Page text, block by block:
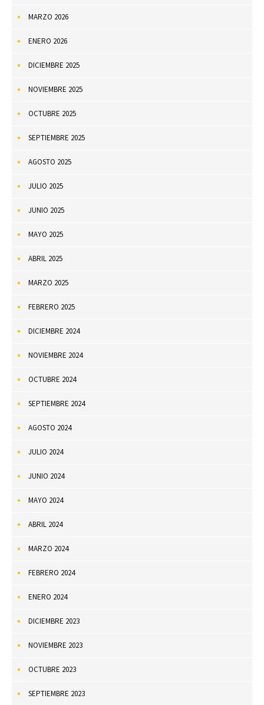
MARZO 2026
ENERO 2026
DICIEMBRE 2025
NOVIEMBRE 2025
OCTUBRE 2025
SEPTIEMBRE 2025
AGOSTO 2025
JULIO 2025
JUNIO 2025
MAYO 2025
ABRIL 2025
MARZO 2025
FEBRERO 2025
DICIEMBRE 2024
NOVIEMBRE 2024
OCTUBRE 2024
SEPTIEMBRE 2024
AGOSTO 2024
JULIO 2024
JUNIO 2024
MAYO 2024
ABRIL 2024
MARZO 2024
FEBRERO 2024
ENERO 2024
DICIEMBRE 2023
NOVIEMBRE 2023
OCTUBRE 2023
SEPTIEMBRE 2023